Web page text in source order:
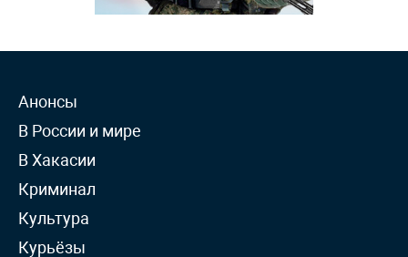
Анонсы
В России и мире
В Хакасии
Криминал
Культура
Курьёзы